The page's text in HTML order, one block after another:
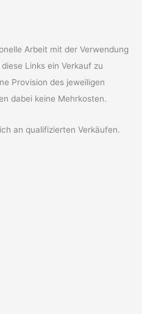
Arbeit mit der Verwendung
Links ein Verkauf zu
Provision des jeweiligen
dabei keine Mehrkosten.
an qualifizierten Verkäufen.